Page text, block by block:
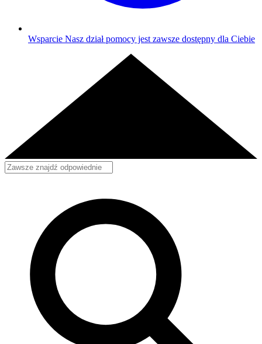
Wsparcie Nasz dział pomocy jest zawsze dostępny dla Ciebie